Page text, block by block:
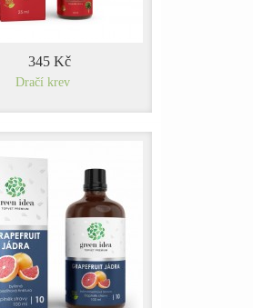
345 Kč
Dračí krev